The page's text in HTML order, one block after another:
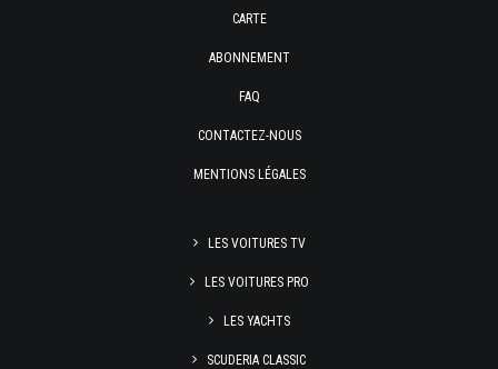
CARTE
ABONNEMENT
FAQ
CONTACTEZ-NOUS
MENTIONS LÉGALES
LES VOITURES TV
LES VOITURES PRO
LES YACHTS
SCUDERIA CLASSIC